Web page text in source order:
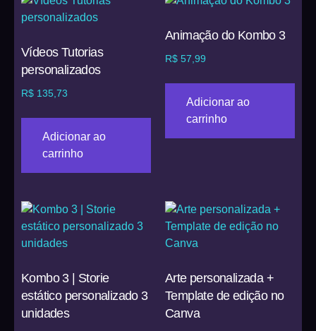
Vídeos Tutorias
personalizados
R$ 135,73
Adicionar ao
carrinho
Animação do Kombo 3
R$ 57,99
Adicionar ao
carrinho
Kombo 3 | Storie
estático personalizado 3
unidades
Arte personalizada +
Template de edição no
Canva